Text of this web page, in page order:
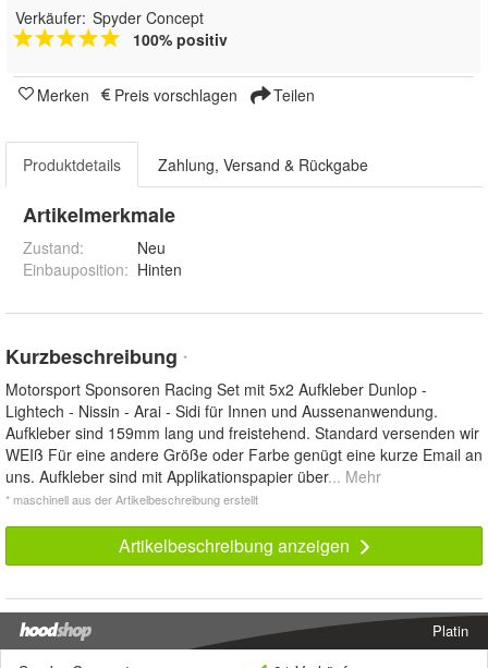
Verkäufer: Spyder Concept
100% positiv
Merken Preis vorschlagen Teilen
Produktdetails Zahlung, Versand & Rückgabe
Artikelmerkmale
Zustand:
Neu
Einbauposition: Hinten
Kurzbeschreibung *
Motorsport Sponsoren Racing Set mit 5x2 Aufkleber Dunlop -
Lightech - Nissin - Arai - Sidi für Innen und Aussenanwendung.
Aufkleber sind 159mm lang und freistehend. Standard versenden wir
WEIß Für eine andere Größe oder Farbe genügt eine kurze Email an
uns. Aufkleber sind mit Applikationspapier über... Mehr
* maschinell aus der Artikelbeschreibung erstellt
Artikelbeschreibung anzeigen
Platin